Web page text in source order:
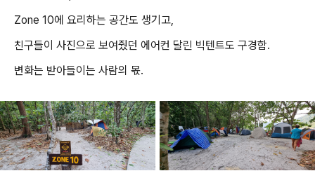
Zone 10에 요리하는 공간도 생기고,
친구들이 사진으로 보여줬던 에어컨 달린 빅텐트도 구경함.
변화는 받아들이는 사람의 몫.